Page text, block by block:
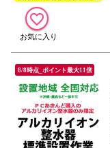
8/8時点_ポイント最大11倍